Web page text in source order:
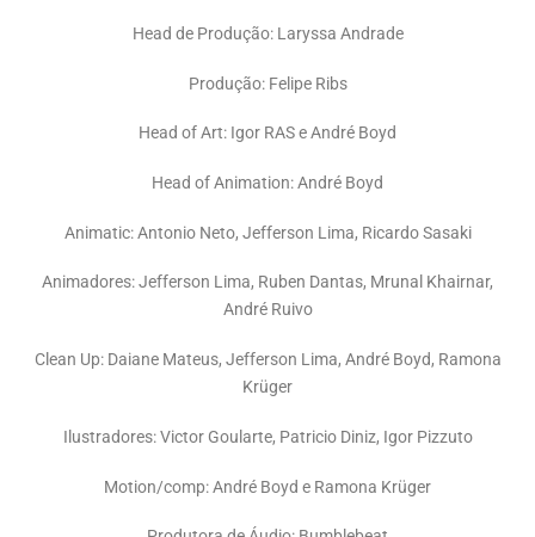
Head de Produção: Laryssa Andrade
Produção: Felipe Ribs
Head of Art: Igor RAS e André Boyd
Head of Animation: André Boyd
Animatic: Antonio Neto, Jefferson Lima, Ricardo Sasaki
Animadores: Jefferson Lima, Ruben Dantas, Mrunal Khairnar,
André Ruivo
Clean Up: Daiane Mateus, Jefferson Lima, André Boyd, Ramona
Krüger
Ilustradores: Victor Goularte, Patricio Diniz, Igor Pizzuto
Motion/comp: André Boyd e Ramona Krüger